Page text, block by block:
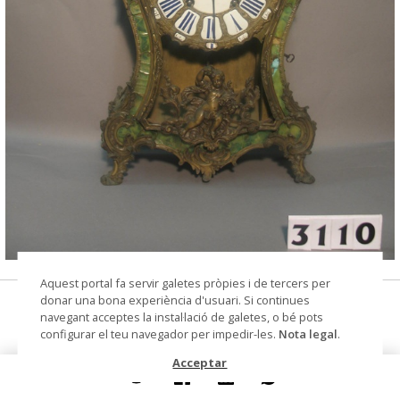
© Arxiu Fotogràfic del Consorci del Patrimoni de
Sitges
rellotge
Col·lecció Col. Dr. Jesús Pérez-Rosales
Aquest portal fa servir galetes pròpies i de tercers per
donar una bona experiència d'usuari. Si continues
navegant acceptes la instal·lació de galetes, o bé pots
configurar el teu navegador per impedir-les. Nota legal.
Acceptar